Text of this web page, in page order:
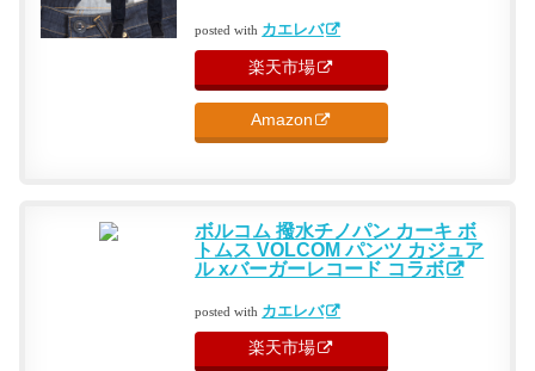
posted with カエレバ
楽天市場
Amazon
ボルコム 撥水チノパン カーキ ボ
トムス VOLCOM パンツ カジュア
ル xバーガーレコード コラボ
posted with カエレバ
楽天市場